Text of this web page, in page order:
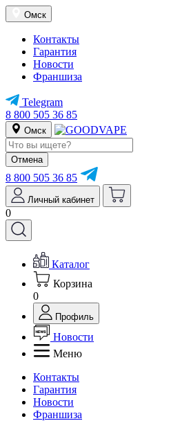
Омск
Контакты
Гарантия
Новости
Франшиза
Telegram
8 800 505 36 85
Омск
Отмена
8 800 505 36 85
Личный кабинет
0
Каталог
Корзина
0
Профиль
Новости
Меню
Контакты
Гарантия
Новости
Франшиза